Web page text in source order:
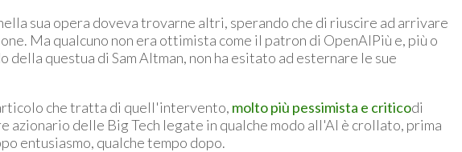
sua opera doveva trovarne altri, sperando che di riuscire ad arrivare
Ma qualcuno non era ottimista come il patron di OpenAIPiù e, più o
della questua di Sam Altman, non ha esitato ad esternare le sue
che tratta di quell'intervento, molto più pessimista e criticodi
azionario delle Big Tech legate in qualche modo all'AI è crollato, prima
entusiasmo, qualche tempo dopo.